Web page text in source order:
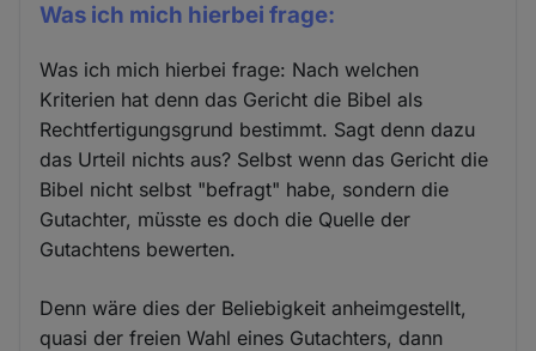
Was ich mich hierbei frage:
Was ich mich hierbei frage: Nach welchen
Kriterien hat denn das Gericht die Bibel als
Rechtfertigungsgrund bestimmt. Sagt denn dazu
das Urteil nichts aus? Selbst wenn das Gericht die
Bibel nicht selbst "befragt" habe, sondern die
Gutachter, müsste es doch die Quelle der
Gutachtens bewerten.
Denn wäre dies der Beliebigkeit anheimgestellt,
quasi der freien Wahl eines Gutachters, dann